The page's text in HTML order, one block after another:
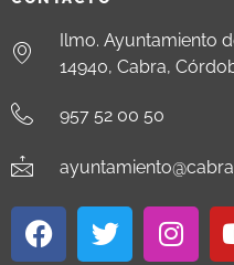
Ilmo. Ayuntamiento
14940, Cabra,
957 52 00 50